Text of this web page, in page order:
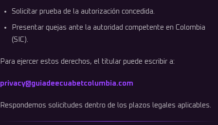
Solicitar prueba de la autorización concedida.
Presentar quejas ante la autoridad competente en Colombia
(SIC).
Para ejercer estos derechos, el titular puede escribir a:
privacy@guiadeecuabetcolumbia.com
Respondemos solicitudes dentro de los plazos legales aplicables.